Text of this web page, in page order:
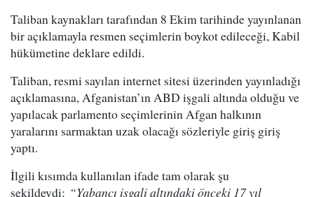
Taliban kaynakları tarafından 8 Ekim tarihinde yayınlanan
bir açıklamayla resmen seçimlerin boykot edileceği, Kabil
hükümetine deklare edildi.
Taliban, resmi sayılan internet sitesi üzerinden yayınladığı
açıklamasına, Afganistan’ın ABD işgali altında olduğu ve
yapılacak parlamento seçimlerinin Afgan halkının
yaralarını sarmaktan uzak olacağı sözleriyle giriş giriş
yaptı.
İlgili kısımda kullanılan ifade tam olarak şu
şekildeydi: “Yabancı işgali altındaki önceki 17 yıl